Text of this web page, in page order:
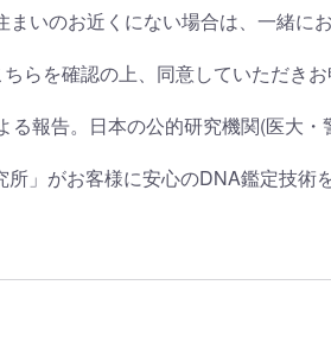
いのお近くにない場合は、一緒に
らを確認の上、同意していただきお
報告。日本の公的研究機関(医大・
」がお客様に安心のDNA鑑定技術